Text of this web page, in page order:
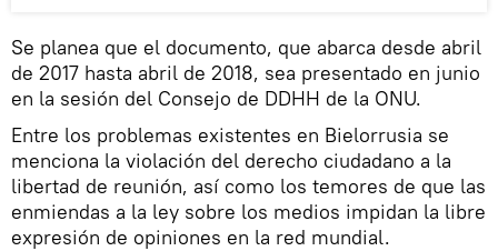
Se planea que el documento, que abarca desde abril
de 2017 hasta abril de 2018, sea presentado en junio
en la sesión del Consejo de DDHH de la ONU.
Entre los problemas existentes en Bielorrusia se
menciona la violación del derecho ciudadano a la
libertad de reunión, así como los temores de que las
enmiendas a la ley sobre los medios impidan la libre
expresión de opiniones en la red mundial.